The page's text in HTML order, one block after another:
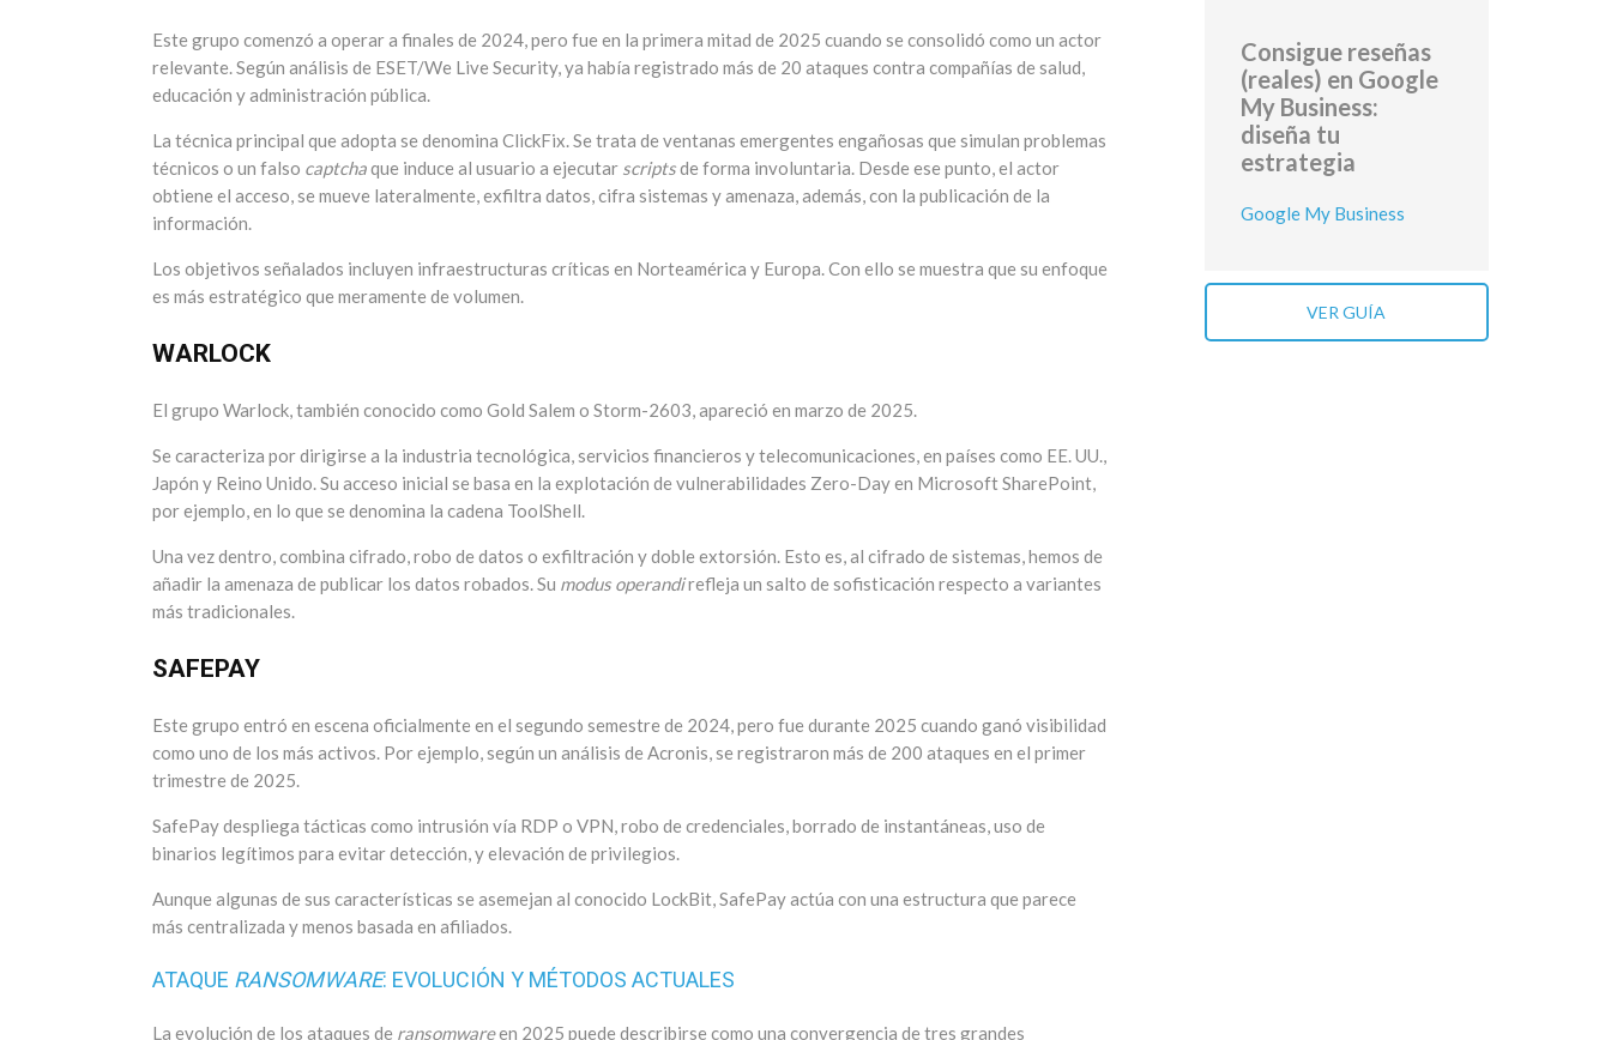
Este grupo comenzó a operar a finales de 2024, pero fue en la primera mitad de 2025 cuando se consolidó como un actor
relevante. Según análisis de ESET/We Live Security, ya había registrado más de 20 ataques contra compañías de salud,
educación y administración pública.
La técnica principal que adopta se denomina ClickFix. Se trata de ventanas emergentes engañosas que simulan problemas
técnicos o un falso captchaque induce al usuario a ejecutar scriptsde forma involuntaria. Desde ese punto, el actor
obtiene el acceso, se mueve lateralmente, exfiltra datos, cifra sistemas y amenaza, además, con la publicación de la
información.
Los objetivos señalados incluyen infraestructuras críticas en Norteamérica y Europa. Con ello se muestra que su enfoque
es más estratégico que meramente de volumen.
WARLOCK
El grupo Warlock, también conocido como Gold Salem o Storm-2603, apareció en marzo de 2025.
Se caracteriza por dirigirse a la industria tecnológica, servicios financieros y telecomunicaciones, en países como EE. UU.,
Japón y Reino Unido. Su acceso inicial se basa en la explotación de vulnerabilidades Zero-Day en Microsoft SharePoint,
por ejemplo, en lo que se denomina la cadena ToolShell.
Una vez dentro, combina cifrado, robo de datos o exfiltración y doble extorsión. Esto es, al cifrado de sistemas, hemos de
añadir la amenaza de publicar los datos robados. Su modus operandirefleja un salto de sofisticación respecto a variantes
más tradicionales.
SAFEPAY
Este grupo entró en escena oficialmente en el segundo semestre de 2024, pero fue durante 2025 cuando ganó visibilidad
como uno de los más activos. Por ejemplo, según un análisis de Acronis, se registraron más de 200 ataques en el primer
trimestre de 2025.
SafePay despliega tácticas como intrusión vía RDP o VPN, robo de credenciales, borrado de instantáneas, uso de
binarios legítimos para evitar detección, y elevación de privilegios.
Aunque algunas de sus características se asemejan al conocido LockBit, SafePay actúa con una estructura que parece
más centralizada y menos basada en afiliados.
ATAQUE RANSOMWARE: EVOLUCIÓN Y MÉTODOS ACTUALES
La evolución de los ataques de ransomwareen 2025 puede describirse como una convergencia de tres grandes
Consigue reseñas
(reales) en Google
My Business:
diseña tu
estrategia
Google My Business
VER GUÍA